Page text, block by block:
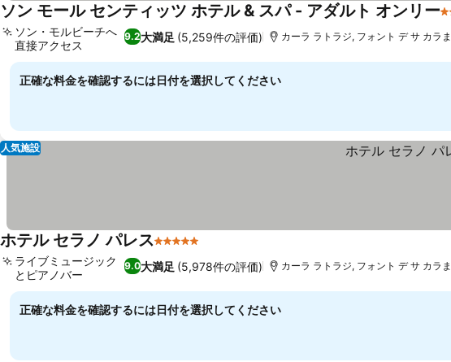
ソン モール センティッツ ホテル & スパ - アダルト オンリー4
9.2大満足 (5,259件の評価)
ソン・モルビーチへ
直接アクセス
カーラ ラトラジ, フォント デ サ カラ
正確な料金を確認するには日付を選択してください
人気施設
ホテル セラノ パレス5 ホテルのランク
9.0大満足 (5,978件の評価)
ライブミュージック
とピアノバー
カーラ ラトラジ, フォント デ サ カラ
正確な料金を確認するには日付を選択してください